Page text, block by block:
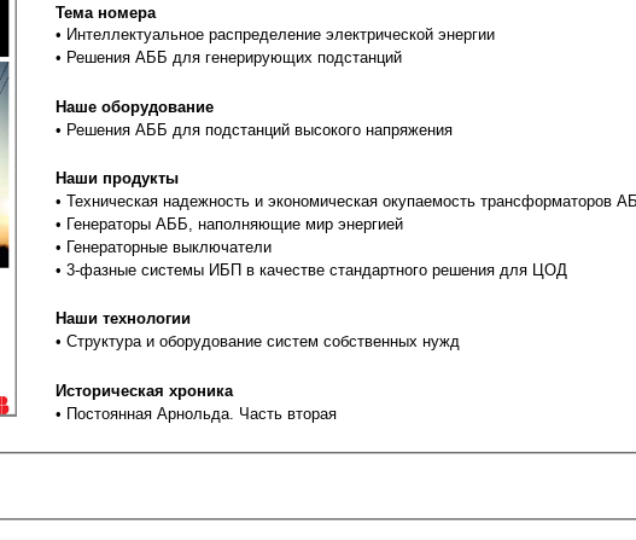
Тема номера
• Интеллектуальное распределение электрической энергии
• Решения АББ для генерирующих подстанций
Наше оборудование
• Решения АББ для подстанций высокого напряжения
Наши продукты
• Техническая надежность и экономическая окупаемость трансформаторов
• Генераторы АББ, наполняющие мир энергией
• Генераторные выключатели
• 3-фазные системы ИБП в качестве стандартного решения для ЦОД
Наши технологии
• Структура и оборудование систем собственных нужд
Историческая хроника
• Постоянная Арнольда. Часть вторая